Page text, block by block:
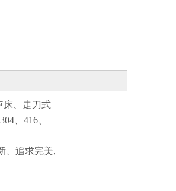
床、走刀式
、416、
、追求完美,